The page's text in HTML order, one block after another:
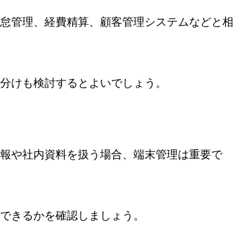
管理、経費精算、顧客管理システムなどと相
けも検討するとよいでしょう。
や社内資料を扱う場合、端末管理は重要で
きるかを確認しましょう。